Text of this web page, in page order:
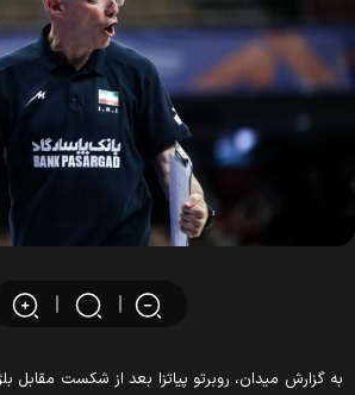
گزارش میدان، روبرتو پیاتزا بعد از شکست مقابل